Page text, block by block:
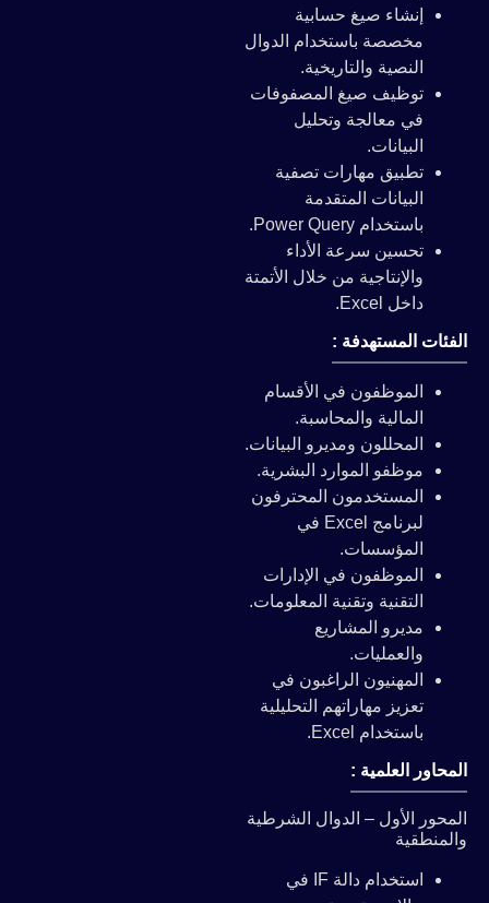
إنشاء صيغ حسابية
مخصصة باستخدام الدوال
النصية والتاريخية.
توظيف صيغ المصفوفات
في معالجة وتحليل
البيانات.
تطبيق مهارات تصفية
البيانات المتقدمة
باستخدام Power Query.
تحسين سرعة الأداء
والإنتاجية من خلال الأتمتة
داخل Excel.
الفئات المستهدفة :
الموظفون في الأقسام
المالية والمحاسبة.
المحللون ومديرو البيانات.
موظفو الموارد البشرية.
المستخدمون المحترفون
لبرنامج Excel في
المؤسسات.
الموظفون في الإدارات
التقنية وتقنية المعلومات.
مديرو المشاريع
والعمليات.
المهنيون الراغبون في
تعزيز مهاراتهم التحليلية
باستخدام Excel.
المحاور العلمية :
المحور الأول – الدوال الشرطية
والمنطقية
استخدام دالة IF في